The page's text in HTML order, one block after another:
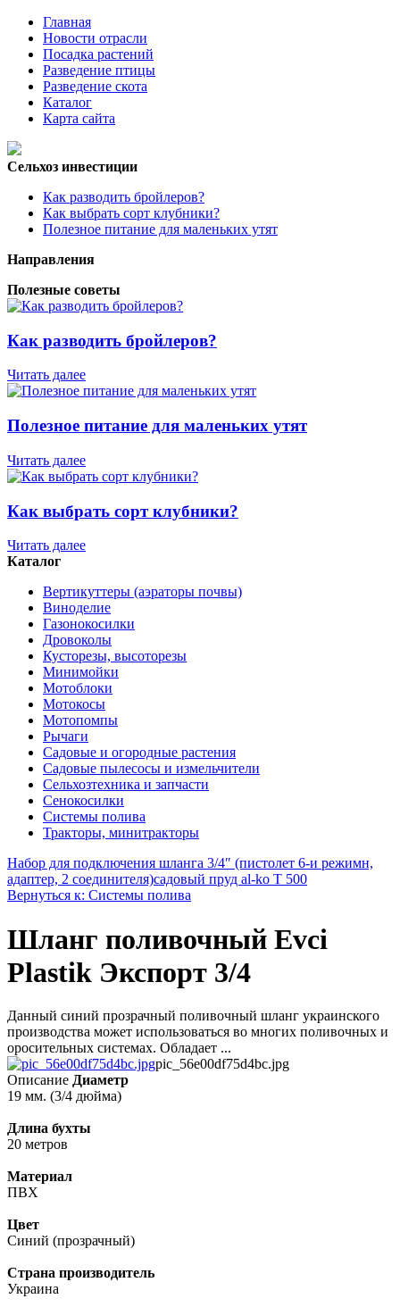
Главная
Новости отрасли
Посадка растений
Разведение птицы
Разведение скота
Каталог
Карта сайта
Сельхоз инвестиции
Как разводить бройлеров?
Как выбрать сорт клубники?
Полезное питание для маленьких утят
Направления
Полезные советы
Как разводить бройлеров?
Читать далее
Полезное питание для маленьких утят
Читать далее
Как выбрать сорт клубники?
Читать далее
Каталог
Вертикуттеры (аэраторы почвы)
Виноделие
Газонокосилки
Дровоколы
Кусторезы, высоторезы
Минимойки
Мотоблоки
Мотокосы
Мотопомпы
Рычаги
Садовые и огородные растения
Садовые пылесосы и измельчители
Сельхозтехника и запчасти
Сенокосилки
Системы полива
Тракторы, минитракторы
Набор для подключения шланга 3/4″ (пистолет 6-и режимн,
адаптер, 2 соединителя)садовый пруд al-ko T 500
Вернуться к: Системы полива
Шланг поливочный Evci
Plastik Экспорт 3/4
Данный синий прозрачный поливочный шланг украинского
производства может использоваться во многих поливочных и
оросительных системах. Обладает ...
pic_56e00df75d4bc.jpg
Описание Диаметр
19 мм. (3/4 дюйма)
Длина бухты
20 метров
Материал
ПВХ
Цвет
Синий (прозрачный)
Страна производитель
Украина